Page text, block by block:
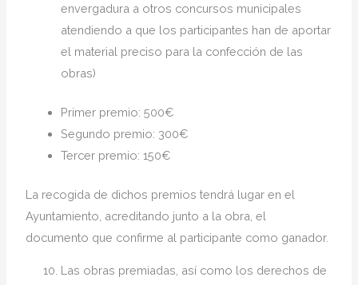
envergadura a otros concursos municipales
atendiendo a que los participantes han de aportar
el material preciso para la confección de las
obras)
Primer premio: 500€
Segundo premio: 300€
Tercer premio: 150€
La recogida de dichos premios tendrá lugar en el
Ayuntamiento, acreditando junto a la obra, el
documento que confirme al participante como ganador.
Las obras premiadas, así como los derechos de